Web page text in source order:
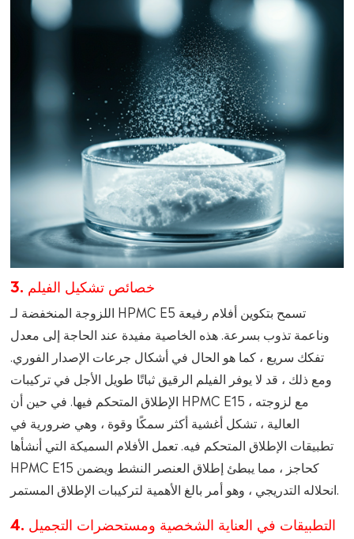
3. خصائص تشكيل الفيلم
اللزوجة المنخفضة لـ HPMC E5 تسمح بتكوين أفلام رفيعة
وناعمة تذوب بسرعة. هذه الخاصية مفيدة عند الحاجة إلى معدل
تفكك سريع ، كما هو الحال في أشكال جرعات الإصدار الفوري.
ومع ذلك ، قد لا يوفر الفيلم الرقيق ثباتًا طويل الأجل في تركيبات
الإطلاق المتحكم فيها. في حين أن HPMC E15 ، مع لزوجته
العالية ، تشكل أغشية أكثر سمكًا وقوة ، وهي ضرورية في
تطبيقات الإطلاق المتحكم فيه. تعمل الأفلام السميكة التي أنشأها
HPMC E15 كحاجز ، مما يبطئ إطلاق العنصر النشط ويضمن
انحلاله التدريجي ، وهو أمر بالغ الأهمية لتركيبات الإطلاق المستمر.
4. التطبيقات في العناية الشخصية ومستحضرات التجميل